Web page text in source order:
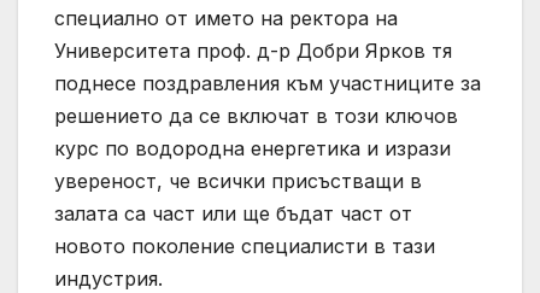
специално от името на ректора на
Университета проф. д-р Добри Ярков тя
поднесе поздравления към участниците за
решението да се включат в този ключов
курс по водородна енергетика и изрази
увереност, че всички присъстващи в
залата са част или ще бъдат част от
новото поколение специалисти в тази
индустрия.